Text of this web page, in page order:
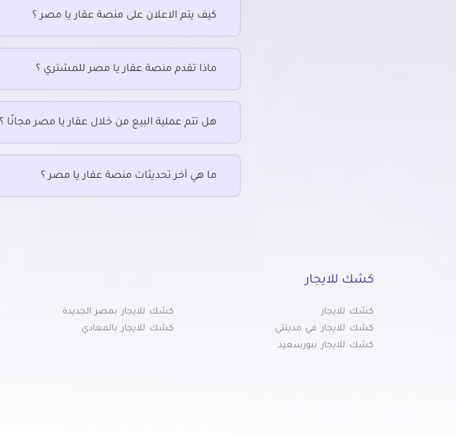
كيف يتم الاعلان على منصة عقار يا مصر ؟
ماذا تقدم منصة عقار يا مصر للمشتري ؟
هل تتم عملية البيع من خلال عقار يا مصر مجانًا ؟
ما هي آخر تحديثات منصة عقار يا مصر ؟
كشك للايجار
كشك للايجار كشك للايجار بمصر الجديدة
كشك للايجار في مدينتي
كشك للايجار بالمعادي
كشك للايجار ببورسعيد